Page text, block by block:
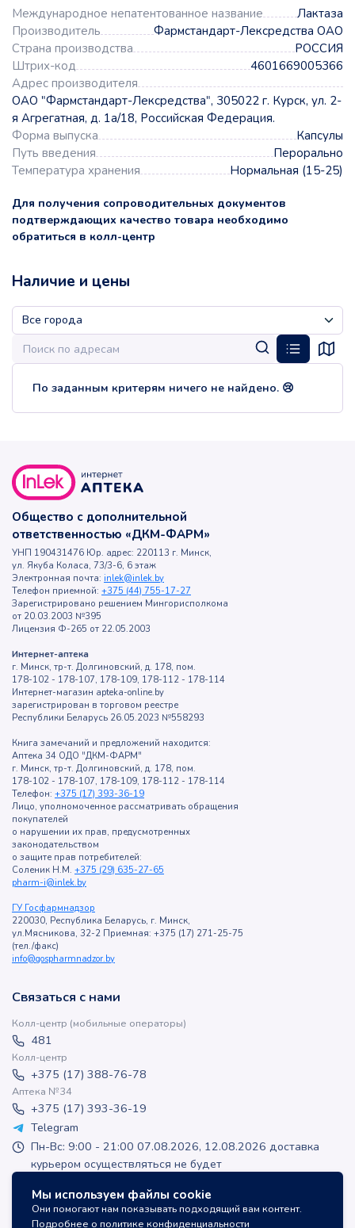
Международное непатентованное название
Лактаза
Производитель
Фармстандарт-Лексредства ОАО
Страна производства
РОССИЯ
Штрих-код
4601669005366
Адрес производителя
ОАО "Фармстандарт-Лексредства", 305022 г. Курск, ул. 2-
я Агрегатная, д. 1а/18, Российская Федерация.
Форма выпуска
Капсулы
Путь введения
Перорально
Температура хранения
Нормальная (15-25)
Для получения сопроводительных документов
подтверждающих качество товара необходимо
обратиться в колл-центр
Наличие и цены
По заданным критерям ничего не найдено. 😢
Мы используем файлы cookie
Они помогают нам показывать подходящий вам контент.
Подробнее о политике конфиденциальности
Общество с дополнительной
ответственностью «ДКМ-ФАРМ»
УНП 190431476 Юр. адрес: 220113 г. Минск,
ул. Якуба Коласа, 73/3-6, 6 этаж
Электронная почта: inlek@inlek.by
Телефон приемной: +375 (44) 755-17-27
Зарегистрировано решением Мингорисполкома
от 20.03.2003 №395
Лицензия Ф-265 от 22.05.2003
Интернет-аптека
г. Минск, тр-т. Долгиновский, д. 178, пом.
178-102 - 178-107, 178-109, 178-112 - 178-114
Интернет-магазин apteka-online.by
зарегистрирован в торговом реестре
Республики Беларусь 26.05.2023 №558293
Книга замечаний и предложений находится:
Аптека 34 ОДО "ДКМ-ФАРМ"
г. Минск, тр-т. Долгиновский, д. 178, пом.
178-102 - 178-107, 178-109, 178-112 - 178-114
Телефон: +375 (17) 393-36-19
Лицо, уполномоченное рассматривать обращения
покупателей
о нарушении их прав, предусмотренных
законодательством
о защите прав потребителей:
Соленик Н.М. +375 (29) 635-27-65
pharm-i@inlek.by
ГУ Госфармнадзор
220030, Республика Беларусь, г. Минск,
ул.Мясникова, 32-2 Приемная: +375 (17) 271-25-75
(тел./факс)
info@gospharmnadzor.by
Связаться с нами
Колл-центр (мобильные операторы)
481
Колл-центр
+375 (17) 388-76-78
Аптека №34
+375 (17) 393-36-19
Telegram
Пн-Вс: 9:00 - 21:00 07.08.2026, 12.08.2026 доставка
курьером осуществляться не будет
inlek_apteka
inlek_apteka